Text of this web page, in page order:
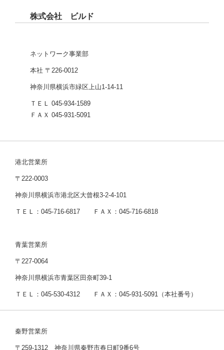
株式会社 ビルド
ネットワーク事業部
本社 〒226-0012
神奈川県横浜市緑区上山1-14-11
ＴＥＬ 045-934-1589
ＦＡＸ 045-931-5091
港北営業所
〒222-0003
神奈川県横浜市港北区大曾根3-2-4-101
ＴＥＬ：045-716-6817 ＦＡＸ：045-716-6818
青葉営業所
〒227-0064
神奈川県横浜市青葉区田奈町39-1
ＴＥＬ：045-530-4312 ＦＡＸ：045-931-5091（本社番号）
秦野営業所
〒259-1312 神奈川県秦野市春日町9番6号